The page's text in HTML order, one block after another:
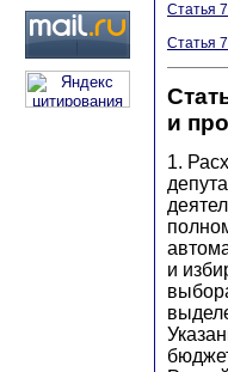
Статья
Статья
и
1.
и